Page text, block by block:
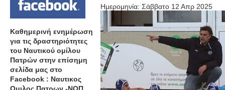
Καθημερινή ενημέρωση
για τις δραστηριότητες
του Ναυτικού ομίλου
Πατρών στην επίσημη
σελίδα μας στο
Facebook : Ναυτικος
Ομιλος Πατρων -ΝΟΠ
Ημερομηνία: Σάββατο 12 Απρ 2025